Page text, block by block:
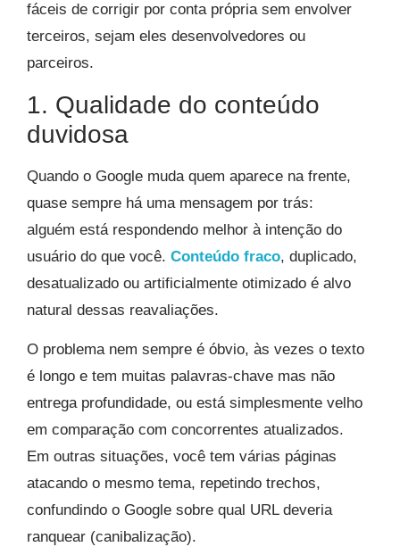
fáceis de corrigir por conta própria sem envolver
terceiros, sejam eles desenvolvedores ou
parceiros.
1. Qualidade do conteúdo
duvidosa
Quando o Google muda quem aparece na frente,
quase sempre há uma mensagem por trás:
alguém está respondendo melhor à intenção do
usuário do que você. Conteúdo fraco, duplicado,
desatualizado ou artificialmente otimizado é alvo
natural dessas reavaliações.
O problema nem sempre é óbvio, às vezes o texto
é longo e tem muitas palavras-chave mas não
entrega profundidade, ou está simplesmente velho
em comparação com concorrentes atualizados.
Em outras situações, você tem várias páginas
atacando o mesmo tema, repetindo trechos,
confundindo o Google sobre qual URL deveria
ranquear (canibalização).